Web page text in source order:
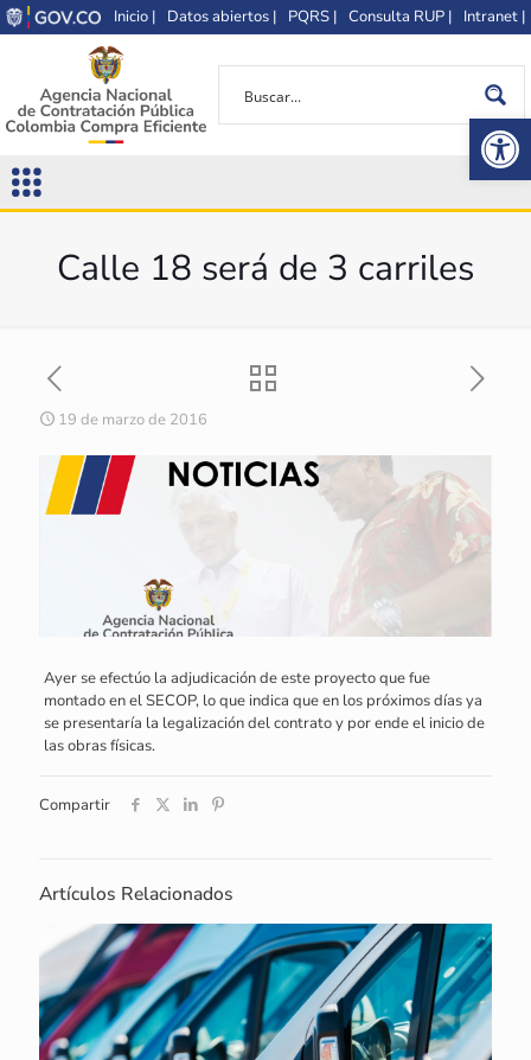
Inicio | Datos abiertos | PQRS | Consulta RUP | Intranet |
Calle 18 será de 3 carriles
19 de marzo de 2016
Ayer se efectúo la adjudicación de este proyecto que fue
montado en el SECOP, lo que indica que en los próximos días ya
se presentaría la legalización del contrato y por ende el inicio de
las obras físicas.
Compartir
Artículos Relacionados